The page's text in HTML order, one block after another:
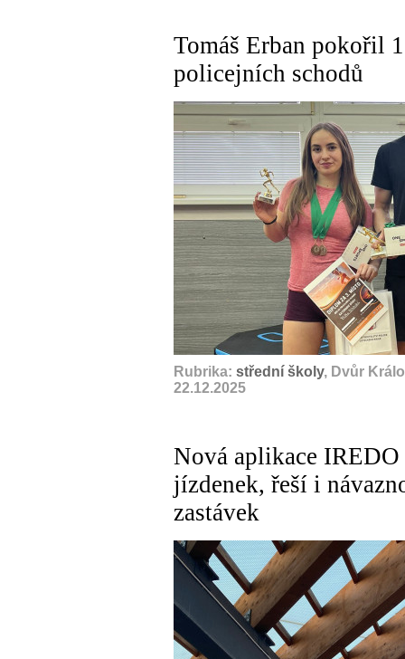
Tomáš Erban pokořil
policejních schodů
Rubrika: střední školy, Dvůr
22.12.2025
Nová aplikace
jízdenek, řeší i
zastávek